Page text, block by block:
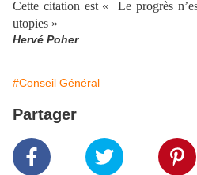
Cette citation est « Le progrès
utopies »
Hervé Poher
#Conseil Général
Partager